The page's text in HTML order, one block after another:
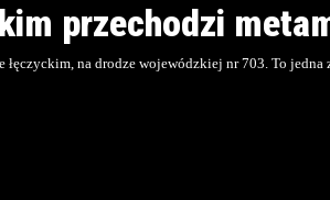
przechodzi
łęczyckim, na drodze wojewódzkiej nr 703. To